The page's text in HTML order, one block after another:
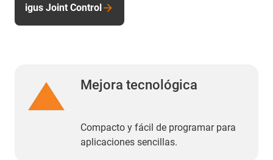
igus Joint Control
Mejora tecnológica
Compacto y fácil de programar para
aplicaciones sencillas.